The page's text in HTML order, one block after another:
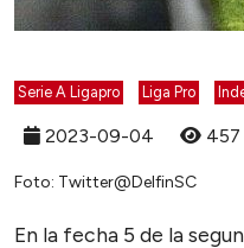
Serie A Ligapro Liga Pro
2023-09-04 457
Foto: Twitter@DelfinSC
En la fecha 5 de la